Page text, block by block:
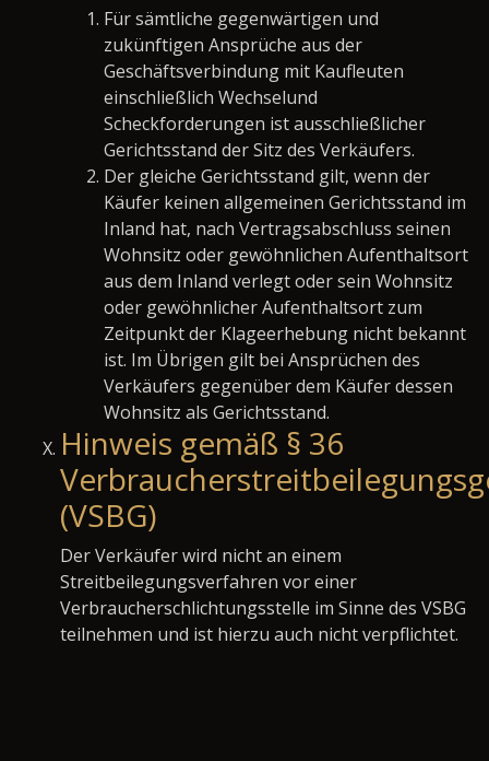
Für sämtliche gegenwärtigen und
zukünftigen Ansprüche aus der
Geschäftsverbindung mit Kaufleuten
einschließlich Wechselund
Scheckforderungen ist ausschließlicher
Gerichtsstand der Sitz des Verkäufers.
Der gleiche Gerichtsstand gilt, wenn der
Käufer keinen allgemeinen Gerichtsstand im
Inland hat, nach Vertragsabschluss seinen
Wohnsitz oder gewöhnlichen Aufenthaltsort
aus dem Inland verlegt oder sein Wohnsitz
oder gewöhnlicher Aufenthaltsort zum
Zeitpunkt der Klageerhebung nicht bekannt
ist. Im Übrigen gilt bei Ansprüchen des
Verkäufers gegenüber dem Käufer dessen
Wohnsitz als Gerichtsstand.
Hinweis gemäß § 36
(VSBG)
Der Verkäufer wird nicht an einem
Streitbeilegungsverfahren vor einer
Verbraucherschlichtungsstelle im Sinne des VSBG
teilnehmen und ist hierzu auch nicht verpflichtet.